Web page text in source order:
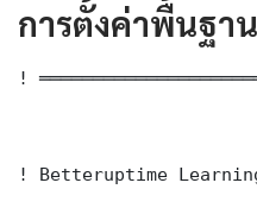
การตั้งค่าพื้นฐา
!
! Betteruptime